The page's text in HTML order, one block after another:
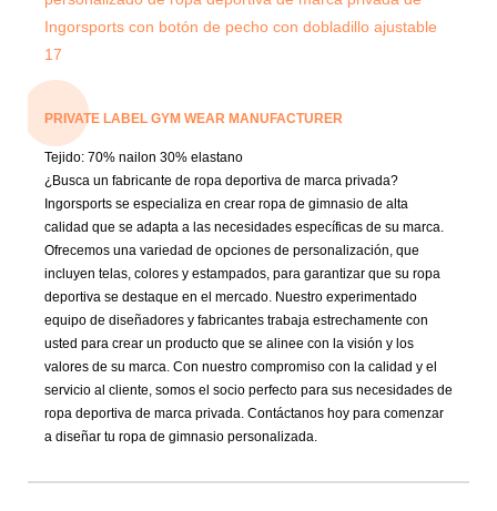
PRIVATE LABEL GYM WEAR MANUFACTURER
Tejido: 70% nailon 30% elastano
¿Busca un fabricante de ropa deportiva de marca privada?
Ingorsports se especializa en crear ropa de gimnasio de alta
calidad que se adapta a las necesidades específicas de su marca.
Ofrecemos una variedad de opciones de personalización, que
incluyen telas, colores y estampados, para garantizar que su ropa
deportiva se destaque en el mercado. Nuestro experimentado
equipo de diseñadores y fabricantes trabaja estrechamente con
usted para crear un producto que se alinee con la visión y los
valores de su marca. Con nuestro compromiso con la calidad y el
servicio al cliente, somos el socio perfecto para sus necesidades de
ropa deportiva de marca privada. Contáctanos hoy para comenzar
a diseñar tu ropa de gimnasio personalizada.